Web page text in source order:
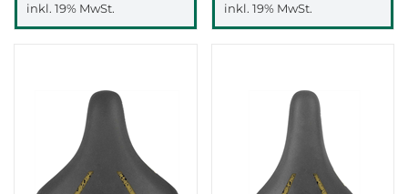
inkl. 19% MwSt. inkl. 19% MwSt.